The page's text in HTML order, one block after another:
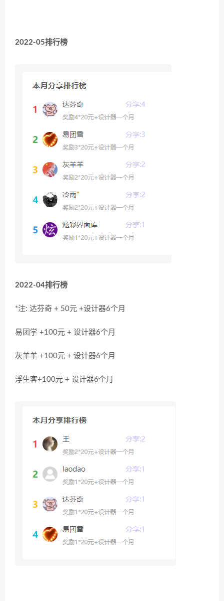
2022-05排行榜
2022-04排行榜
*注: 达芬奇 + 50元 +设计器6个月
易团学 +100元 + 设计器6个月
灰羊羊 +100元 + 设计器6个月
浮生客+100元 + 设计器6个月